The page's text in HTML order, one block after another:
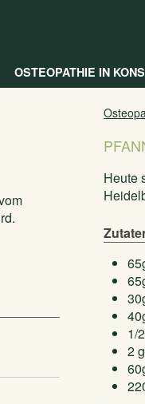
OSTEOPATHIE IN
Heute
1/
2